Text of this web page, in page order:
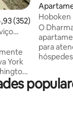
de uma avaliação
(352)
York
Hoboken
por
O
para
vibrante